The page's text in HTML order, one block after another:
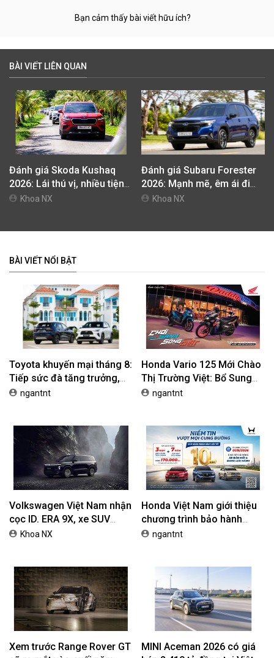
Bạn cảm thấy bài viết hữu ích?
BÀI VIẾT LIÊN QUAN
Đánh giá Skoda Kushaq
2026: Lái thú vị, nhiều tiện
nghi, giá cạnh tranh
Khoa NX
Đánh giá Subaru Forester
2026: Mạnh mẽ, êm ái đi
cùng hệ thống ADAS hoàn
Khoa NX
BÀI VIẾT NỔI BẬT
Toyota khuyến mại tháng 8:
Tiếp sức đà tăng trưởng,
tối ưu chi phí mua xe
ngantnt
Honda Vario 125 Mới Chào
Thị Trường Việt: Bổ Sung
Phiên Bản Street, Giá Từ
ngantnt
Volkswagen Việt Nam nhận
cọc ID. ERA 9X, xe SUV
EREV dự kiến giá dưới 3 tỷ
Khoa NX
Honda Việt Nam giới thiệu
chương trình bảo hành
chính hãng lên tới 10 năm
ngantnt
Xem trước Range Rover GT
MINI Aceman 2026 có giá